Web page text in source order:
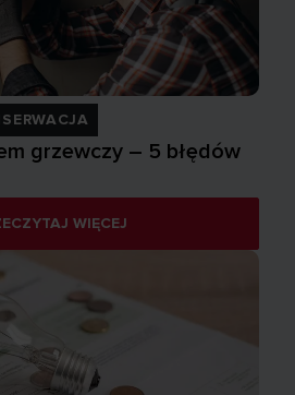
grzewczy – 5 błędów
WIĘCEJ